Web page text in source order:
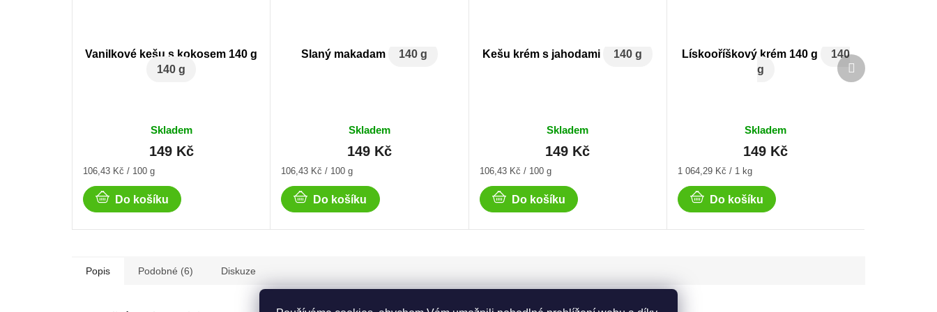
Vanilkové kešu s kokosem 140 g
140 g
Skladem
149 Kč
Měrná
106,43 Kč / 100 g
Do košíku
Slaný makadam 140 g
Skladem
149 Kč
Měrná
106,43 Kč / 100 g
Do košíku
Kešu krém s jahodami 140 g
Skladem
149 Kč
Měrná
106,43 Kč / 100 g
Do košíku
Lískooříškový krém 140 g
140
g
Skladem
149 Kč
Měrná
1 064,29 Kč / 1 kg
Do košíku
Další
produkt
Popis Podobné (6) Diskuze